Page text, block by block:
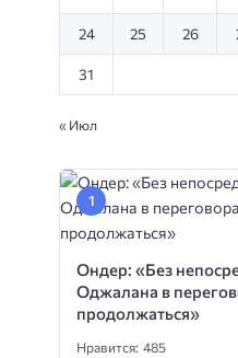
24 25 26
31
« Июл
Ондер: «Без
Оджалана в
продолжаться»
Нравится: 485